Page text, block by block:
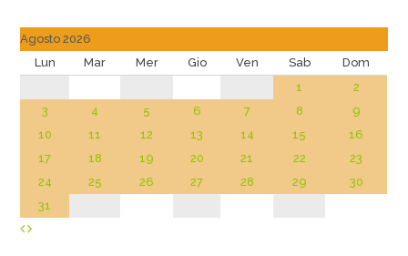
Agosto 2026
Lun
Mar Mer Gio Ven Sab
Dom
1
2
3
4 5 6 7 8
9
10
11 12 13 14 15
16
17
18 19 20 21 22
23
24
25 26 27 28 29
30
31